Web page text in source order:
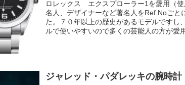
ロレックス エクスプローラー1を愛用（
名人、デザイナーなど著名人をRef.Noごと
た。７０年以上の歴史があるモデルですし
ルで使いやすいので多くの芸能人の方が愛
ジャレッド・パダレッキの腕時